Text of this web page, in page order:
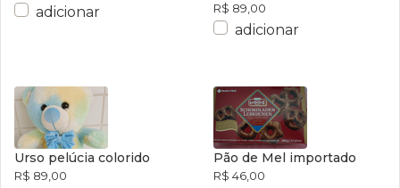
adicionar R$ 89,00
adicionar
Urso pelúcia colorido
R$ 89,00
Pão de Mel importado
R$ 46,00